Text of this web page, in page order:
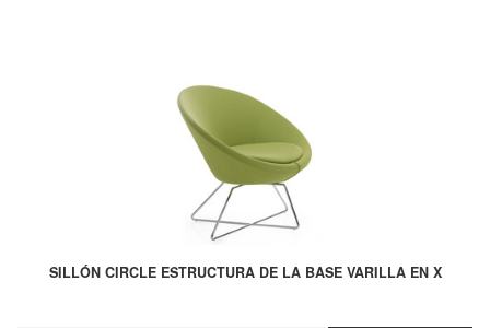
SILLÓN CIRCLE ESTRUCTURA DE LA BASE VARILLA EN X